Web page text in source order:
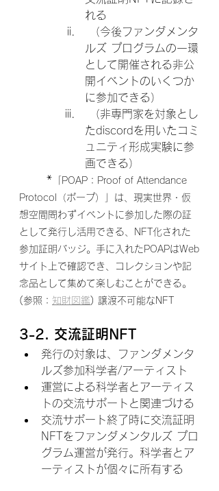
れる
ルズ プログラムの一環
として開催される非公
開イベントのいくつか
に参加できる）
たdiscordを用いたコミ
ュニティ形成実験に参
画できる）
	*
「POAP：Proof of Attendance
Protocol（ポープ）」は、現実世界・仮
想空間問わずイベントに参加した際の証
として発行し活用できる、NFT化された
参加証明バッジ。手に入れたPOAPはWeb
サイト上で確認でき、コレクションや記
念品として集めて楽しむことができる。
(参照： 知財図鑑 ) 譲渡不可能なNFT
3-2. 交流証明NFT
発行の対象は、ファンダメンタ
ルズ参加科学者/アーティスト
運営による科学者とアーティス
トの交流サポートと関連づける
交流サポート終了時に交流証明
NFTをファンダメンタルズ プロ
グラム運営が発行。科学者とア
ーティストが個々に所有する